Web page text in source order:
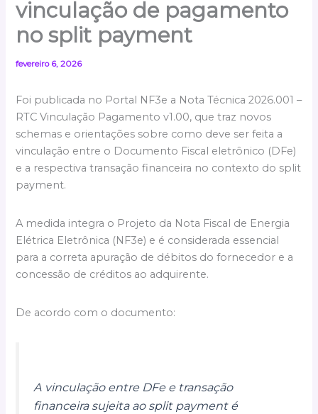
vinculação de pagamento
no split payment
fevereiro 6, 2026
Foi publicada no Portal NF3e a Nota Técnica 2026.001 –
RTC Vinculação Pagamento v1.00, que traz novos
schemas e orientações sobre como deve ser feita a
vinculação entre o Documento Fiscal eletrônico (DFe)
e a respectiva transação financeira no contexto do split
payment.
A medida integra o Projeto da Nota Fiscal de Energia
Elétrica Eletrônica (NF3e) e é considerada essencial
para a correta apuração de débitos do fornecedor e a
concessão de créditos ao adquirente.
De acordo com o documento:
A vinculação entre DFe e transação
financeira sujeita ao split payment é